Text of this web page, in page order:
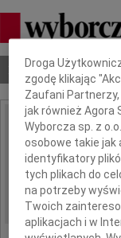
Nekrologi Odeszli
IMIĘ I NAZWISKO:
REGION:
DATA EMISJI:
Dbamy o Twoją
Droga
zgodę klikając
Zaufani
jak również Agora
Wyborcza sp. z
osobowe takie jak
identyfikatory
tych plikach do
na potrzeby
Twoich
aplikacjach i w